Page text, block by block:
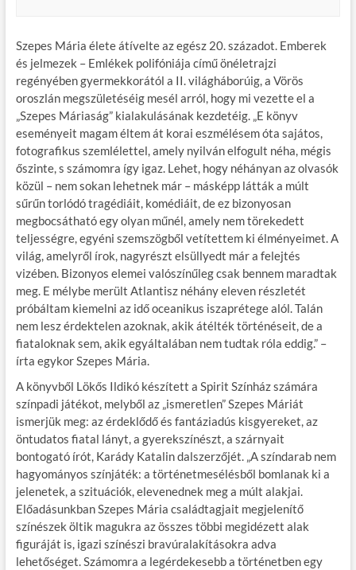
Szepes Mária élete átívelte az egész 20. századot. Emberek
és jelmezek – Emlékek polifóniája című önéletrajzi
regényében gyermekkorától a II. világháborúig, a Vörös
oroszlán megszületéséig mesél arról, hogy mi vezette el a
„Szepes Máriaság” kialakulásának kezdetéig. „E könyv
eseményeit magam éltem át korai eszmélésem óta sajátos,
fotografikus szemlélettel, amely nyilván elfogult néha, mégis
őszinte, s számomra így igaz. Lehet, hogy néhányan az olvasók
közül – nem sokan lehetnek már – másképp látták a múlt
sűrűn torlódó tragédiáit, komédiáit, de ez bizonyosan
megbocsátható egy olyan műnél, amely nem törekedett
teljességre, egyéni szemszögből vetítettem ki élményeimet. A
világ, amelyről írok, nagyrészt elsüllyedt már a felejtés
vizében. Bizonyos elemei valószínűleg csak bennem maradtak
meg. E mélybe merült Atlantisz néhány eleven részletét
próbáltam kiemelni az idő oceanikus iszaprétege alól. Talán
nem lesz érdektelen azoknak, akik átélték történéseit, de a
fiataloknak sem, akik egyáltalában nem tudtak róla eddig.” –
írta egykor Szepes Mária.
A könyvből Lökős Ildikó készített a Spirit Színház számára
színpadi játékot, melyből az „ismeretlen” Szepes Máriát
ismerjük meg: az érdeklődő és fantáziadús kisgyereket, az
öntudatos fiatal lányt, a gyerekszínészt, a szárnyait
bontogató írót, Karády Katalin dalszerzőjét. „A színdarab nem
hagyományos színjáték: a történetmesélésből bomlanak ki a
jelenetek, a szituációk, elevenednek meg a múlt alakjai.
Előadásunkban Szepes Mária családtagjait megjelenítő
színészek öltik magukra az összes többi megidézett alak
figuráját is, igazi színészi bravúralakításokra adva
lehetőséget. Számomra a legérdekesebb a történetben egy